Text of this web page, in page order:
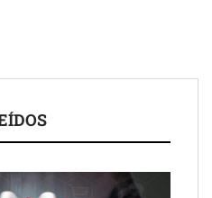
en la recuperación de la piel
una revista digital mensual de